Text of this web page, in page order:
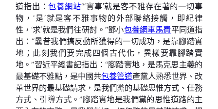
道指出：包養網站“‘實事’就是客不雅存在著的一切事
物，‘是’就是客不雅事物的外部聯絡接觸，即紀律
性，‘求’就是我們往研討。”鄧小包養網車馬費平同道指
出：“曩昔我們搞反動所獲得的一切成功，是靠腳踏實
地；此刻我們要完成四個古代化，異樣要靠腳踏實
地。”習近平總書記指出：“腳踏實地，是馬克思主義的
最基礎不雅點，是中國共包養管道產黨人熟悉世界、改
革世界的最基礎請求，是我們黨的基礎思惟方式、任務
方式、引導方式。”腳踏實地是我們黨的思惟道路的主